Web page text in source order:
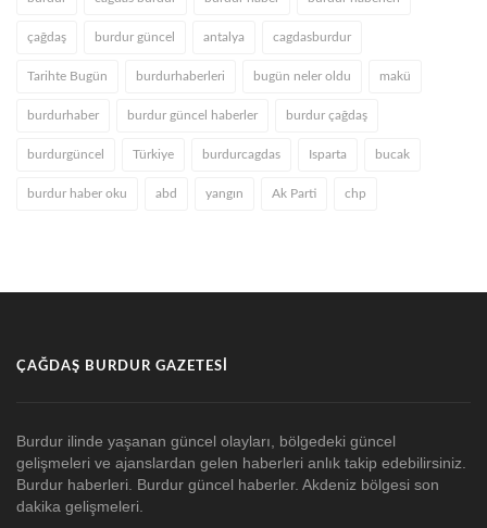
çağdaş burdur güncel antalya cagdasburdur
Tarihte Bugün burdurhaberleri bugün neler oldu makü
burdurhaber burdur güncel haberler burdur çağdaş
burdurgüncel Türkiye burdurcagdas Isparta bucak
burdur haber oku abd yangın Ak Parti chp
ÇAĞDAŞ BURDUR GAZETESI
Burdur ilinde yaşanan güncel olayları, bölgedeki güncel
gelişmeleri ve ajanslardan gelen haberleri anlık takip edebilirsiniz.
Burdur haberleri. Burdur güncel haberler. Akdeniz bölgesi son
dakika gelişmeleri.